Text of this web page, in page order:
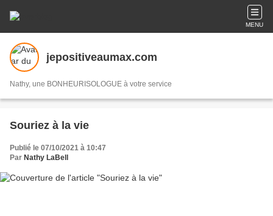
MENU
jepositiveaumax.com
Nathy, une BONHEURISOLOGUE à votre service
Souriez à la vie
Publié le 07/10/2021 à 10:47
Par Nathy LaBell